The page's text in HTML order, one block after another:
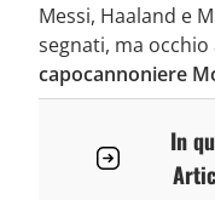
Messi, Haaland e
segnati, ma occhio
capocannoniere
In